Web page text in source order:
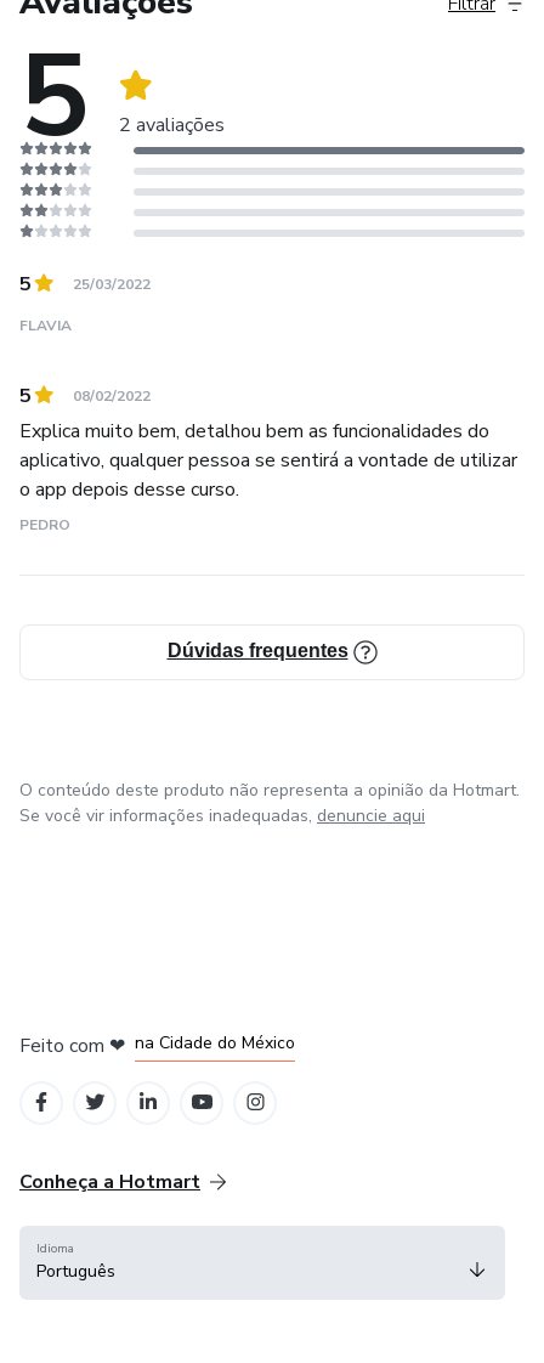
5 2 avaliações
5 25/03/2022
FLAVIA
5 08/02/2022
Explica muito bem, detalhou bem as funcionalidades do
aplicativo, qualquer pessoa se sentirá a vontade de utilizar
o app depois desse curso.
PEDRO
Dúvidas frequentes
O conteúdo deste produto não representa a opinião da Hotmart.
Se você vir informações inadequadas, denuncie aqui
Feito com ❤ na Cidade do México
Conheça a Hotmart
Idioma
Português